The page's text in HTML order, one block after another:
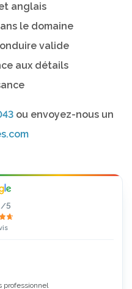
anglais
le domaine
valide
aux détails
ou envoyez-nous un
/5
professionnel